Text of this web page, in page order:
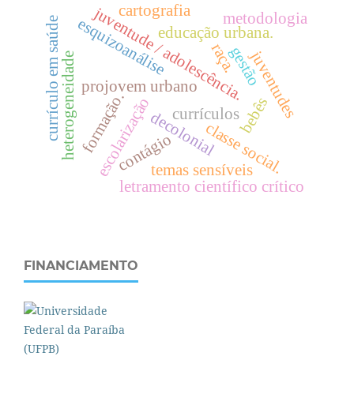
currículos
projovem urbano
juventude / adolescência.educação urbana.
c
l
a
s
s
e
s
o
c
i
a
l
.
raça.gestãojuventudes
escolarização
heterogeneidade
letramento científico crítico
esquizoanálise
formação. decolonial bebês
contágio
cartografia metodologia
temas sensíveis
currículo em saúde
FINANCIAMENTO